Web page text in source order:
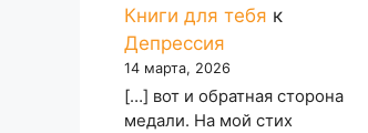
Книги для тебя к
Депрессия
14 марта, 2026
[…] вот и обратная сторона
медали. На мой стих